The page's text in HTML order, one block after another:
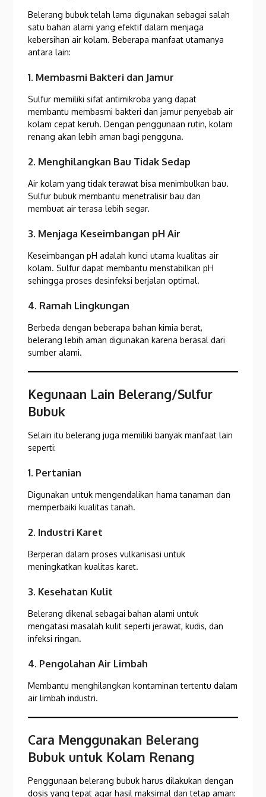
Belerang bubuk telah lama digunakan sebagai salah
satu bahan alami yang efektif dalam menjaga
kebersihan air kolam. Beberapa manfaat utamanya
antara lain:
1. Membasmi Bakteri dan Jamur
Sulfur memiliki sifat antimikroba yang dapat
membantu membasmi bakteri dan jamur penyebab air
kolam cepat keruh. Dengan penggunaan rutin, kolam
renang akan lebih aman bagi pengguna.
2. Menghilangkan Bau Tidak Sedap
Air kolam yang tidak terawat bisa menimbulkan bau.
Sulfur bubuk membantu menetralisir bau dan
membuat air terasa lebih segar.
3. Menjaga Keseimbangan pH Air
Keseimbangan pH adalah kunci utama kualitas air
kolam. Sulfur dapat membantu menstabilkan pH
sehingga proses desinfeksi berjalan optimal.
4. Ramah Lingkungan
Berbeda dengan beberapa bahan kimia berat,
belerang lebih aman digunakan karena berasal dari
sumber alami.
Kegunaan Lain Belerang/Sulfur
Bubuk
Selain itu belerang juga memiliki banyak manfaat lain
seperti:
1. Pertanian
Digunakan untuk mengendalikan hama tanaman dan
memperbaiki kualitas tanah.
2. Industri Karet
Berperan dalam proses vulkanisasi untuk
meningkatkan kualitas karet.
3. Kesehatan Kulit
Belerang dikenal sebagai bahan alami untuk
mengatasi masalah kulit seperti jerawat, kudis, dan
infeksi ringan.
4. Pengolahan Air Limbah
Membantu menghilangkan kontaminan tertentu dalam
air limbah industri.
Cara Menggunakan Belerang
Bubuk untuk Kolam Renang
Penggunaan belerang bubuk harus dilakukan dengan
dosis yang tepat agar hasil maksimal dan tetap aman: